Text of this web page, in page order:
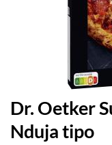
Dr. Oetker
Nduja tipo